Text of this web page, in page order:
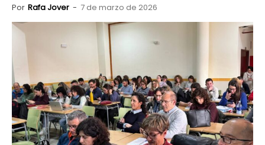
Por Rafa Jover - 7 de marzo de 2026